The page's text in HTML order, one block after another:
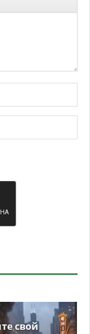
свой